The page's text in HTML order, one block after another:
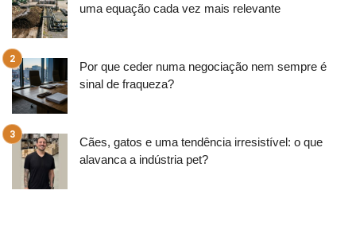
uma equação cada vez mais relevante
Por que ceder numa negociação nem sempre é
sinal de fraqueza?
Cães, gatos e uma tendência irresistível: o que
alavanca a indústria pet?